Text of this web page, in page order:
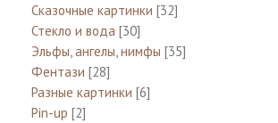
Сказочные картинки [32]
Стекло и вода [30]
Эльфы, ангелы, нимфы [35]
Фентази [28]
Разные картинки [6]
Pin-up [2]